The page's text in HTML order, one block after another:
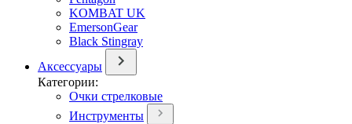
KOMBAT UK
EmersonGear
Black Stingray
Аксессуары
Категории:
Очки стрелковые
Инструменты